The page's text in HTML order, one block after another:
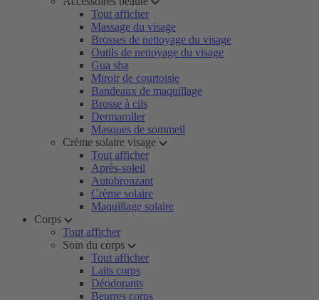
Tout afficher
Massage du visage
Brosses de nettoyage du visage
Outils de nettoyage du visage
Gua sha
Miroir de courtoisie
Bandeaux de maquillage
Brosse à cils
Dermaroller
Masques de sommeil
Crème solaire visage
Tout afficher
Après-soleil
Autobronzant
Crème solaire
Maquillage solaire
Corps
Tout afficher
Soin du corps
Tout afficher
Laits corps
Déodorants
Beurres corps